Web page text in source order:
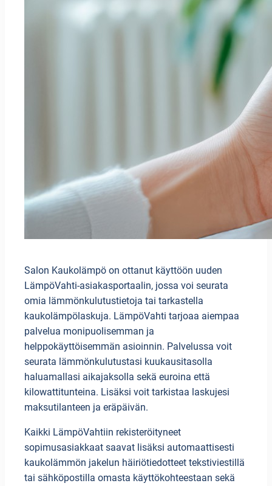
Salon Kaukolämpö on ottanut käyttöön uuden
LämpöVahti-asiakasportaalin, jossa voi seurata
omia lämmönkulutustietoja tai tarkastella
kaukolämpölaskuja. LämpöVahti tarjoaa aiempaa
palvelua monipuolisemman ja
helppokäyttöisemmän asioinnin. Palvelussa voit
seurata lämmönkulutustasi kuukausitasolla
haluamallasi aikajaksolla sekä euroina että
kilowattitunteina. Lisäksi voit tarkistaa laskujesi
maksutilanteen ja eräpäivän.
Kaikki LämpöVahtiin rekisteröityneet
sopimusasiakkaat saavat lisäksi automaattisesti
kaukolämmön jakelun häiriötiedotteet tekstiviestillä
tai sähköpostilla omasta käyttökohteestaan sekä